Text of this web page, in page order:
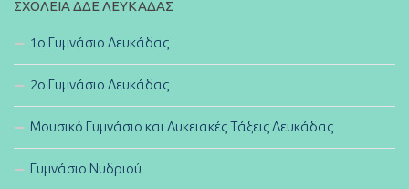
ΣΧΟΛΕΊΑ ΔΔΕ ΛΕΥΚΆΔΑΣ
1ο Γυμνάσιο Λευκάδας
2ο Γυμνάσιο Λευκάδας
Μουσικό Γυμνάσιο και Λυκειακές Τάξεις Λευκάδας
Γυμνάσιο Νυδριού